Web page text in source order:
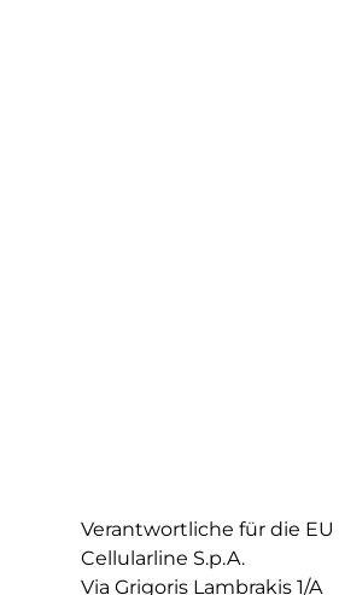
Verantwortliche für die EU
Cellularline S.p.A.
Via Grigoris Lambrakis 1/A